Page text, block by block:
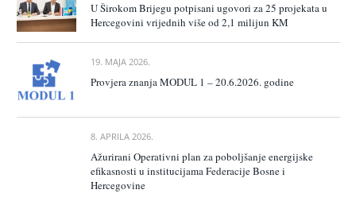
U Širokom Brijegu potpisani ugovori za 25 projekata u
Hercegovini vrijednih više od 2,1 milijun KM
19. MAJA 2026.
Provjera znanja MODUL 1 – 20.6.2026. godine
8. APRILA 2026.
Ažurirani Operativni plan za poboljšanje energijske
efikasnosti u institucijama Federacije Bosne i
Hercegovine